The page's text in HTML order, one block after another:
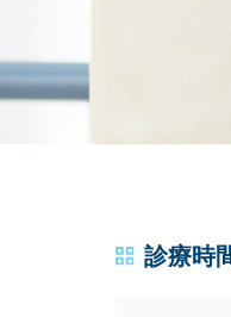
診療時